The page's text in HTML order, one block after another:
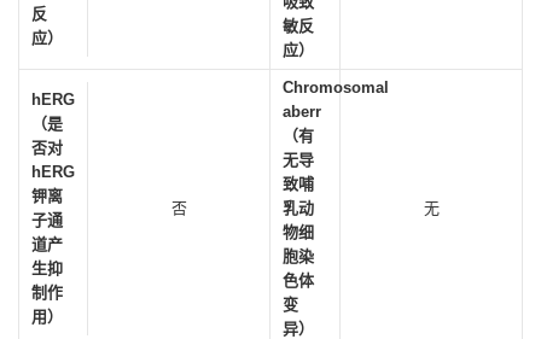
反
应）
敏反
应）
hERG
（是
否对
hERG
钾离
子通
道产
生抑
制作
用）
否
Chromosomal
aberr
（有
无导
致哺
乳动
物细
胞染
色体
变
异）
无